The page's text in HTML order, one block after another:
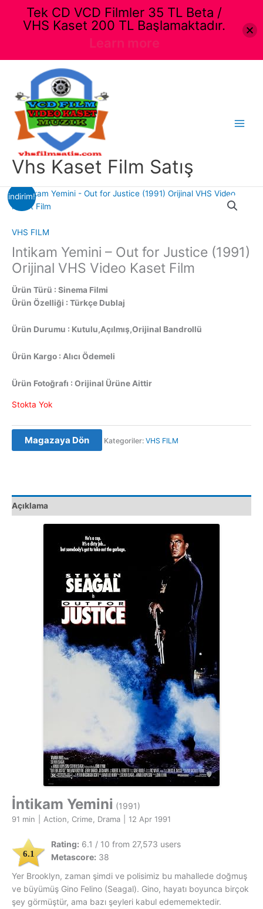
Vhs Kaset Film Satış
indirim!
VHS FILM
Intikam Yemini – Out for Justice (1991)
Orijinal VHS Video Kaset Film
Ürün Türü : Sinema Filmi
Ürün Özelliği : Türkçe Dublaj
Ürün Durumu : Kutulu,Açılmış,Orijinal Bandrollü
Ürün Kargo : Alıcı Ödemeli
Ürün Fotoğrafı : Orijinal Ürüne Aittir
Stokta Yok
Magazaya Dön Kategoriler: VHS FILM
Açıklama
İntikam Yemini (1991)
91 min Action, Crime, Drama 12 Apr 1991
6.1
Rating: 6.1 / 10 from 27,573 users
Metascore: 38
Yer Brooklyn, zaman şimdi ve polisimiz bu mahallede doğmuş
ve büyümüş Gino Felino (Seagal). Gino, hayatı boyunca birçok
şey görmüştür, ama bazı şeyleri kabul edememektedir.
Tek CD VCD Filmler 35 TL Beta /
VHS Kaset 200 TL Başlamaktadır.
Learn more